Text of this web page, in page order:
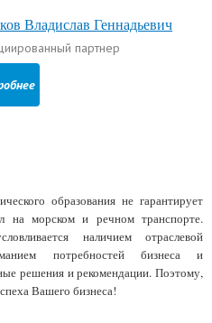
Владислав Геннадьевич
партнер
образования не гарантирует
на морском и речном транспорте.
наличием отраслевой
потребностей бизнеса и
решения и рекомендации. Поэтому,
Вашего бизнеса!